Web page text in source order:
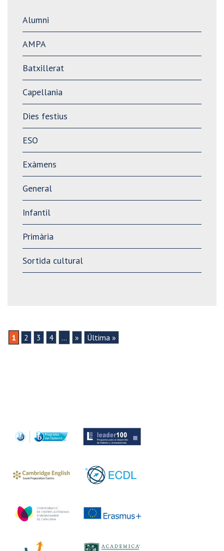
Alumni
AMPA
Batxillerat
Capellania
Dies festius
ESO
Exàmens
General
Infantil
Primària
Sortida cultural
1 2 3 4 ... » Última »